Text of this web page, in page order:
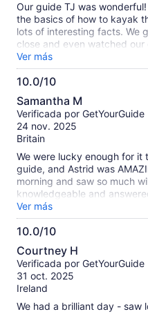
Our guide TJ was
the basics of how to kayak
lots of interesting facts. We
close and even watched
protect them from some
way. I can't praise the tour
Ver más
10.0/10
10.0
de
10
Samantha M
Verificada por GetYourGuide
24 nov. 2025
Britain
We were lucky enough for it
guide, and Astrid was
morning and saw so much
knowledgeable and
quite a lot!). Can’t
experience that we will
amazing that Astrid took
down and just be present
encounters with all the
Ver más
10.0/10
10.0
de
10
Courtney H
Verificada por GetYourGuide
31 oct. 2025
Ireland
We had a brilliant day - saw